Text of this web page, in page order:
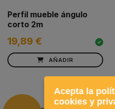
Perfil mueble ángulo
corto 2m
19,89 €
AÑADIR
Acepta la
cookies y